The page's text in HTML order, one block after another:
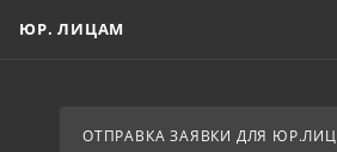
ЮР. ЛИЦАМ
ОТПРАВКА ЗАЯВКИ ДЛЯ ЮР.ЛИЦ